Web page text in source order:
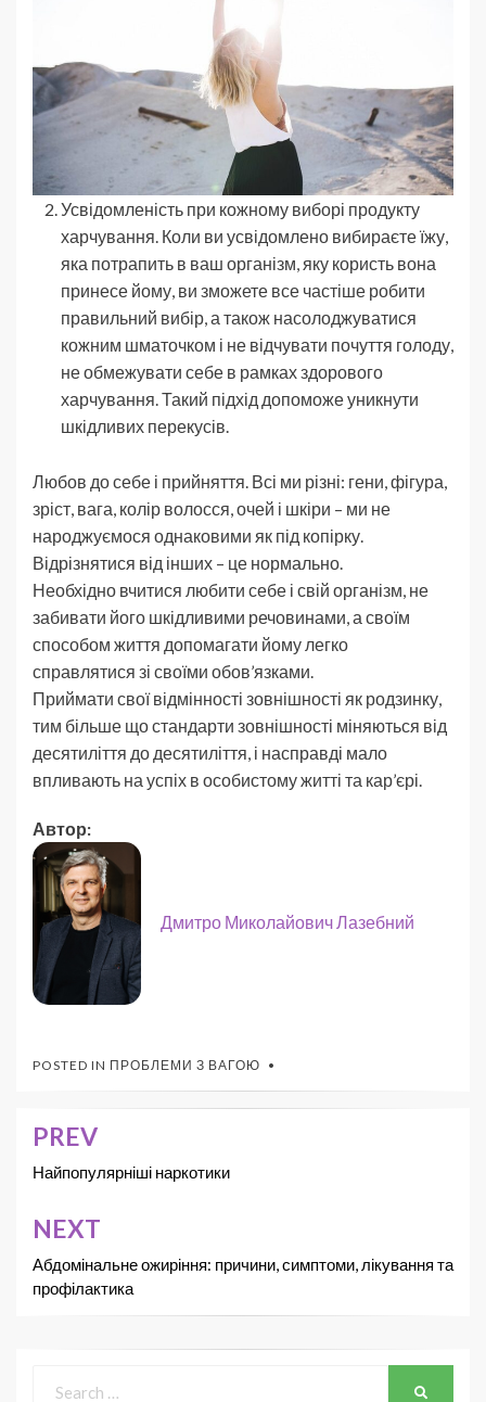
Усвідомленість при кожному виборі продукту
харчування. Коли ви усвідомлено вибираєте їжу,
яка потрапить в ваш організм, яку користь вона
принесе йому, ви зможете все частіше робити
правильний вибір, а також насолоджуватися
кожним шматочком і не відчувати почуття голоду,
не обмежувати себе в рамках здорового
харчування. Такий підхід допоможе уникнути
шкідливих перекусів.
Любов до себе і прийняття. Всі ми різні: гени, фігура,
зріст, вага, колір волосся, очей і шкіри – ми не
народжуємося однаковими як під копірку.
Відрізнятися від інших – це нормально.
Необхідно вчитися любити себе і свій організм, не
забивати його шкідливими речовинами, а своїм
способом життя допомагати йому легко
справлятися зі своїми обов’язками.
Приймати свої відмінності зовнішності як родзинку,
тим більше що стандарти зовнішності міняються від
десятиліття до десятиліття, і насправді мало
впливають на успіх в особистому житті та кар’єрі.
Автор:
Дмитро Миколайович Лазебний
POSTED IN ПРОБЛЕМИ З ВАГОЮ
PREV
Найпопулярніші наркотики
NEXT
Абдомінальне ожиріння: причини, симптоми, лікування та
профілактика